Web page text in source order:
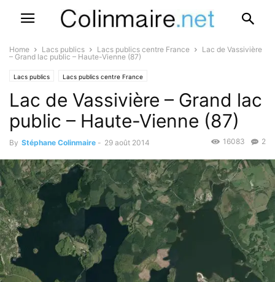
Home Lacs publics Lacs publics centre France
Lac de Vassivière
– Grand lac public – Haute-Vienne (87)
Lacs publics Lacs publics centre France
Lac de Vassivière – Grand lac
public – Haute-Vienne (87)
By Stéphane Colinmaire - 29 août 2014 2
16083